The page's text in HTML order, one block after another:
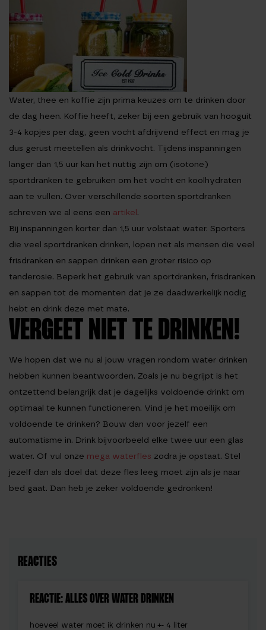
Water, thee en koffie zijn prima keuzes om te drinken door
de dag heen. Koffie heeft, zeker bij een gebruik van hooguit
3-4 kopjes per dag, geen vocht afdrijvend effect en mag je
dus gerust meetellen als drinkvocht. Tijdens inspanningen
langer dan 1,5 uur kan het nuttig zijn om (isotone)
sportdranken te gebruiken om het vocht en koolhydraten
aan te vullen. Over verschillende soorten sportdranken
schreven we al eens een artikel.
Bij inspanningen korter dan 1,5 uur volstaat water. Sporters
die veel sportdranken drinken, lopen net als mensen die veel
frisdranken en sappen drinken een groter risico op
tanderosie. Beperk het gebruik van sportdranken, frisdranken
en sappen tot de momenten dat je ze daadwerkelijk nodig
hebt en drink deze met mate.
VERGEET NIET TE DRINKEN!
We hopen dat we nu al jouw vragen rondom water drinken
hebben kunnen beantwoorden. Zoals je nu begrijpt is het
ontzettend belangrijk dat je dagelijks voldoende drinkt om
optimaal te kunnen functioneren. Vind je het moeilijk om
voldoende te drinken? Bouw dan voor jezelf een
automatisme in. Drink bijvoorbeeld elke twee uur een glas
water. Of vul onze mega waterfles zodra je opstaat. Stel
jezelf dan als doel dat deze fles leeg moet zijn als je naar
bed gaat. Dan heb je zeker voldoende gedronken!
REACTIES
REACTIE: ALLES OVER WATER DRINKEN
hoeveel water moet ik drinken nu +- 4 liter